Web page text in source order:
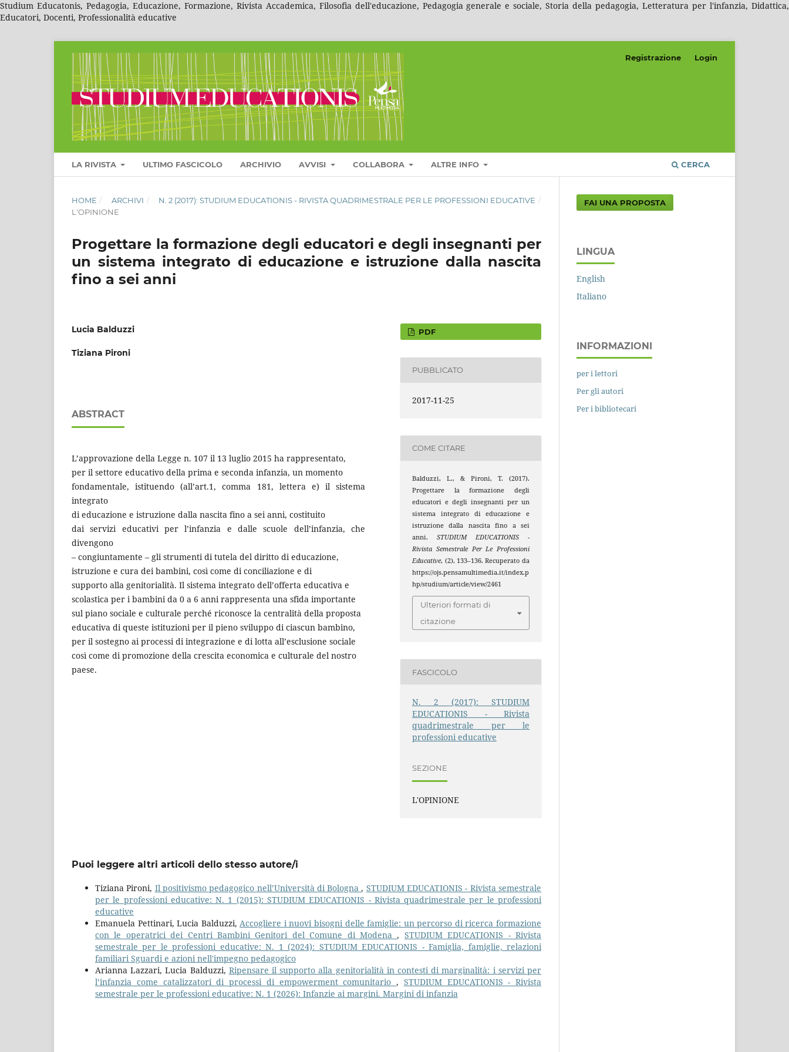
Studium Educatonis, Pedagogia, Educazione, Formazione, Rivista Accademica, Filosofia dell'educazione, Pedagogia generale e sociale, Storia della pedagogia, Letteratura per l'infanzia, Didattica,
Educatori, Docenti, Professionalità educative
LA RIVISTA ULTIMO FASCICOLO ARCHIVIO AVVISI COLLABORA ALTRE INFO CERCA
Registrazione Login
HOME / ARCHIVI / N. 2 (2017): STUDIUM EDUCATIONIS - RIVISTA QUADRIMESTRALE PER LE PROFESSIONI EDUCATIVE /
L'OPINIONE
Progettare la formazione degli educatori e degli insegnanti per
un sistema integrato di educazione e istruzione dalla nascita
fino a sei anni
Lucia Balduzzi
Tiziana Pironi
ABSTRACT
L’approvazione della Legge n. 107 il 13 luglio 2015 ha rappresentato,
per il settore educativo della prima e seconda infanzia, un momento
fondamentale, istituendo (all’art.1, comma 181, lettera e) il sistema
integrato
di educazione e istruzione dalla nascita fino a sei anni, costituito
dai servizi educativi per l’infanzia e dalle scuole dell’infanzia, che
divengono
– congiuntamente – gli strumenti di tutela del diritto di educazione,
istruzione e cura dei bambini, così come di conciliazione e di
supporto alla genitorialità. Il sistema integrato dell’offerta educativa e
scolastica per i bambini da 0 a 6 anni rappresenta una sfida importante
sul piano sociale e culturale perché riconosce la centralità della proposta
educativa di queste istituzioni per il pieno sviluppo di ciascun bambino,
per il sostegno ai processi di integrazione e di lotta all’esclusione sociale
così come di promozione della crescita economica e culturale del nostro
paese.
PDF
PUBBLICATO
2017-11-25
COME CITARE
Balduzzi, L., & Pironi, T. (2017).
Progettare la formazione degli
educatori e degli insegnanti per un
sistema integrato di educazione e
istruzione dalla nascita fino a sei
anni.STUDIUM EDUCATIONIS -
Rivista Semestrale Per Le Professioni
Educative, (2), 133–136. Recuperato da
https://ojs.pensamultimedia.it/index.p
hp/studium/article/view/2461
Ulteriori formati di
citazione
FASCICOLO
N. 2 (2017): STUDIUM
EDUCATIONIS - Rivista
quadrimestrale per le
professioni educative
SEZIONE
L'OPINIONE
Puoi leggere altri articoli dello stesso autore/i
Tiziana Pironi, Il positivismo pedagogico nell’Università di Bologna, STUDIUM EDUCATIONIS - Rivista semestrale
per le professioni educative: N. 1 (2015): STUDIUM EDUCATIONIS - Rivista quadrimestrale per le professioni
educative
Emanuela Pettinari, Lucia Balduzzi, Accogliere i nuovi bisogni delle famiglie: un percorso di ricerca formazione
con le operatrici dei Centri Bambini Genitori del Comune di Modena, STUDIUM EDUCATIONIS - Rivista
semestrale per le professioni educative: N. 1 (2024): STUDIUM EDUCATIONIS - Famiglia, famiglie, relazioni
familiari Sguardi e azioni nell'impegno pedagogico
Arianna Lazzari, Lucia Balduzzi, Ripensare il supporto alla genitorialità in contesti di marginalità: i servizi per
l’infanzia come catalizzatori di processi di empowerment comunitario , STUDIUM EDUCATIONIS - Rivista
semestrale per le professioni educative: N. 1 (2026): Infanzie ai margini. Margini di infanzia
FAI UNA PROPOSTA
LINGUA
English
Italiano
INFORMAZIONI
per i lettori
Per gli autori
Per i bibliotecari